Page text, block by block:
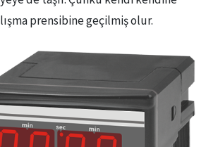
prensibine geçilmiş olur.